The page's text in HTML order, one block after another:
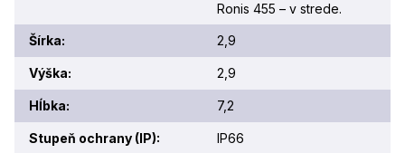
Ronis 455 – v strede.
Šírka: 2,9
Výška: 2,9
Hĺbka: 7,2
Stupeň ochrany (IP): IP66